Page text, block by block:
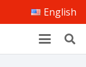
English